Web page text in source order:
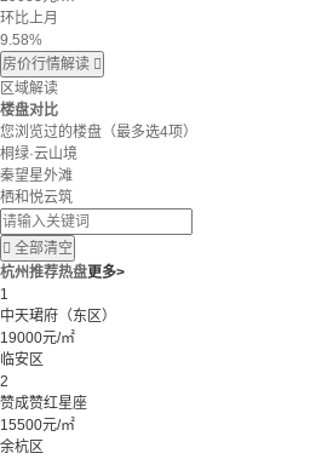
环比上月
9.58%
房价行情解读 
区域解读
楼盘对比
您浏览过的楼盘 （最多选4项）
桐绿·云山境
秦望星外滩
栖和悦云筑
 全部清空
杭州推荐热盘更多>
1
中天珺府（东区）
19000元/㎡
临安区
2
赞成赞红星座
15500元/㎡
余杭区